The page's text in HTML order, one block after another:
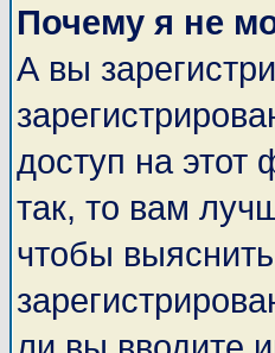
Почему я не
А вы
доступ на
так, то вам
чтобы